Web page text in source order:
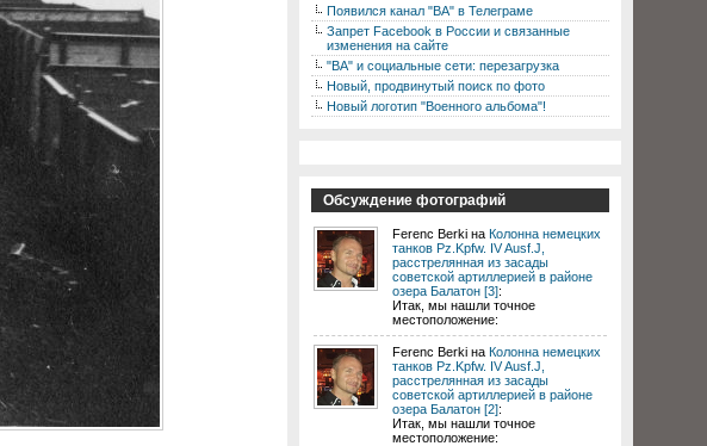
Появился канал "ВА" в Телеграме
Запрет Facebook в России и связанные
изменения на сайте
"ВА" и социальные сети: перезагрузка
Новый, продвинутый поиск по фото
Новый логотип "Военного альбома"!
Обсуждение фотографий
Ferenc Berki на Колонна немецких
танков Pz.Kpfw. IV Ausf.J,
расстрелянная из засады
советской артиллерией в районе
озера Балатон [3]:
Итак, мы нашли точное
местоположение:
Ferenc Berki на Колонна немецких
танков Pz.Kpfw. IV Ausf.J,
расстрелянная из засады
советской артиллерией в районе
озера Балатон [2]:
Итак, мы нашли точное
местоположение: